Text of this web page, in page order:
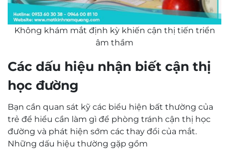
Không khám mắt định kỳ khiến cận thị tiến triển
âm thầm
Các dấu hiệu nhận biết cận thị
học đường
Bạn cần quan sát kỹ các biểu hiện bất thường của
trẻ để hiểu cần làm gì để phòng tránh cận thị học
đường và phát hiện sớm các thay đổi của mắt.
Những dấu hiệu thường gặp gồm